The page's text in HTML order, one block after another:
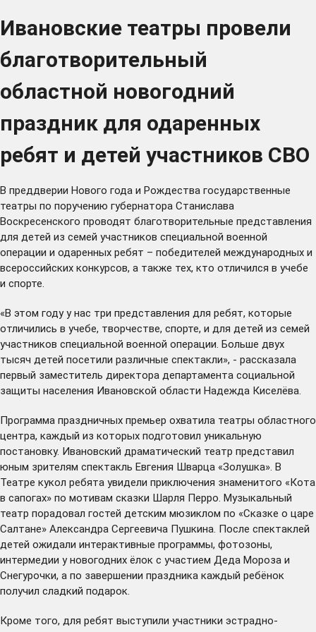
Ивановские театры провели
благотворительный
областной новогодний
праздник для одаренных
ребят и детей участников СВО
В преддверии Нового года и Рождества государственные
театры по поручению губернатора Станислава
Воскресенского проводят благотворительные представления
для детей из семей участников специальной военной
операции и одаренных ребят – победителей международных и
всероссийских конкурсов, а также тех, кто отличился в учебе
и спорте.
«В этом году у нас три представления для ребят, которые
отличились в учебе, творчестве, спорте, и для детей из семей
участников специальной военной операции. Больше двух
тысяч детей посетили различные спектакли», - рассказала
первый заместитель директора департамента социальной
защиты населения Ивановской области Надежда Киселёва.
Программа праздничных премьер охватила театры областного
центра, каждый из которых подготовил уникальную
постановку. Ивановский драматический театр представил
юным зрителям спектакль Евгения Шварца «Золушка». В
Театре кукол ребята увидели приключения знаменитого «Кота
в сапогах» по мотивам сказки Шарля Перро. Музыкальный
театр порадовал гостей детским мюзиклом по «Сказке о царе
Салтане» Александра Сергеевича Пушкина. После спектаклей
детей ожидали интерактивные программы, фотозоны,
интермедии у новогодних ёлок с участием Деда Мороза и
Снегурочки, а по завершении праздника каждый ребёнок
получил сладкий подарок.
Кроме того, для ребят выступили участники эстрадно-